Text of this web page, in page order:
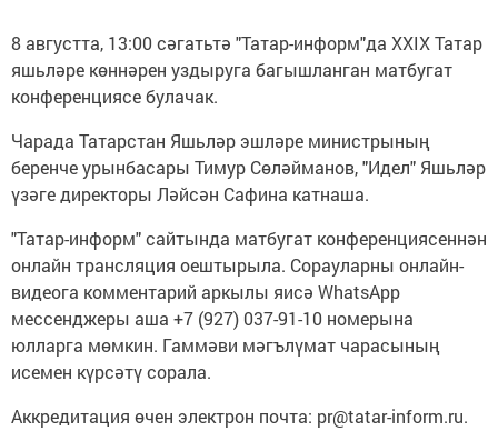
8 августта, 13:00 сәгатьтә "Татар-информ"да ХXIХ Татар
яшьләре көннәрен уздыруга багышланган матбугат
конференциясе булачак.
Чарада Татарстан Яшьләр эшләре министрының
беренче урынбасары Тимур Сөләйманов, "Идел" Яшьләр
үзәге директоры Ләйсән Сафина катнаша.
"Татар-информ" сайтында матбугат конференциясеннән
онлайн трансляция оештырыла. Сорауларны онлайн-
видеога комментарий аркылы яисә WhatsApp
мессенджеры аша +7 (927) 037-91-10 номерына
юлларга мөмкин. Гаммәви мәгълүмат чарасының
исемен күрсәтү сорала.
Аккредитация өчен электрон почта: pr@tatar-inform.ru.